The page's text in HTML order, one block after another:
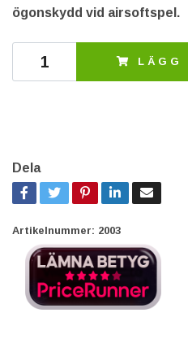
ögonskydd vid airsoftspel.
LÄGG
Dela
Artikelnummer: 2003